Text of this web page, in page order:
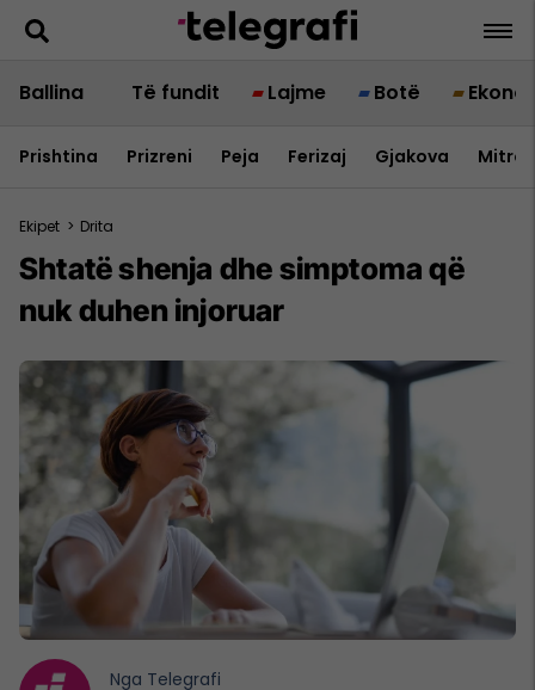
Ballina Të fundit Lajme Botë
Prishtina Prizreni Peja Ferizaj Gjakova
Ekipet > Drita
Shtatë shenja dhe simptoma që
nuk duhen injoruar
Nga Telegrafi